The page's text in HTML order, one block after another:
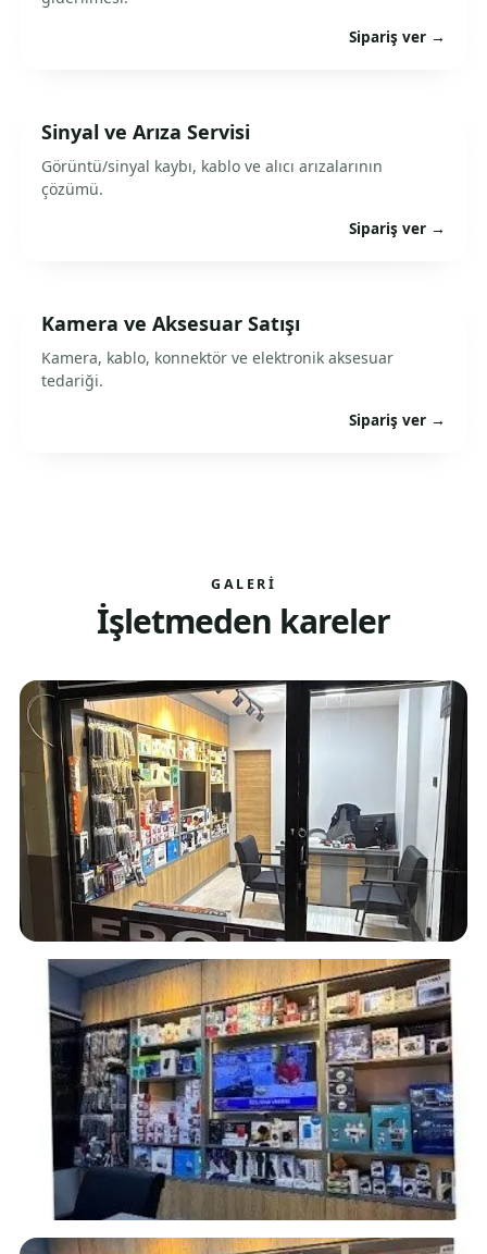
Sipariş ver →
Sinyal ve Arıza Servisi
Görüntü/sinyal kaybı, kablo ve alıcı arızalarının
çözümü.
Sipariş ver →
Kamera ve Aksesuar Satışı
Kamera, kablo, konnektör ve elektronik aksesuar
tedariği.
Sipariş ver →
GALERI
İşletmeden kareler